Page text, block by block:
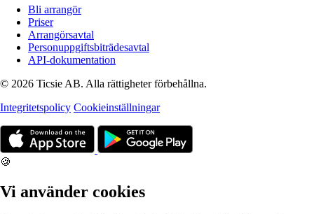
Bli arrangör
Priser
Arrangörsavtal
Personuppgiftsbiträdesavtal
API-dokumentation
© 2026 Ticsie AB. Alla rättigheter förbehållna.
Integritetspolicy Cookieinställningar
🍪
Vi använder cookies